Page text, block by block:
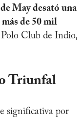
May desató una
de 50 mil
Club de Indio,
Triunfal
significativa por